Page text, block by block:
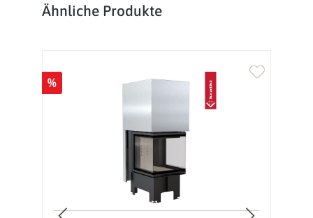
Produktgalerie überspringen
Ähnliche Produkte
%